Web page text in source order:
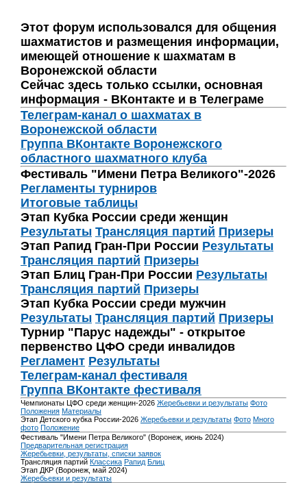
Этот форум использовался для общения
шахматистов и размещения информации,
имеющей отношение к шахматам в
Воронежской области
Сейчас здесь только ссылки, основная
информация - ВКонтакте и в Телеграме
Телеграм-канал о шахматах в
Воронежской области
Группа ВКонтакте Воронежского
областного шахматного клуба
Фестиваль "Имени Петра Великого"-2026
Регламенты турниров
Итоговые таблицы
Этап Кубка России среди женщин
Результаты Трансляция партий Призеры
Этап Рапид Гран-При России Результаты
Трансляция партий Призеры
Этап Блиц Гран-При России Результаты
Трансляция партий Призеры
Этап Кубка России среди мужчин
Результаты Трансляция партий Призеры
Турнир "Парус надежды" - открытое
первенство ЦФО среди инвалидов
Регламент Результаты
Телеграм-канал фестиваля
Группа ВКонтакте фестиваля
Чемпионаты ЦФО среди женщин-2026 Жеребьевки и результаты Фото
Положения Материалы
Этап Детского кубка России-2026 Жеребьевки и результаты Фото Много
фото Положение
Фестиваль "Имени Петра Великого" (Воронеж, июнь 2024)
Предварительная регистрация
Жеребьевки, результаты, списки заявок
Трансляция партий Классика Рапид Блиц
Этап ДКР (Воронеж, май 2024)
Жеребьевки и результаты